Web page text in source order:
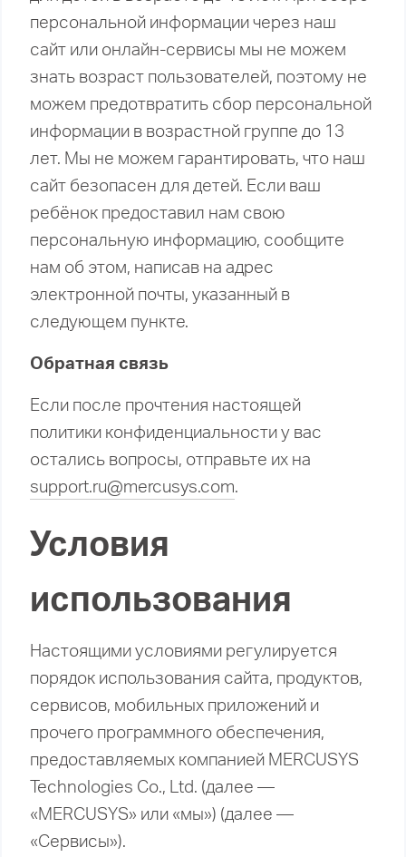
персональной информации через наш
сайт или онлайн-сервисы мы не можем
знать возраст пользователей, поэтому не
можем предотвратить сбор персональной
информации в возрастной группе до 13
лет. Мы не можем гарантировать, что наш
сайт безопасен для детей. Если ваш
ребёнок предоставил нам свою
персональную информацию, сообщите
нам об этом, написав на адрес
электронной почты, указанный в
следующем пункте.
Обратная связь
Если после прочтения настоящей
политики конфиденциальности у вас
остались вопросы, отправьте их на
support.ru@mercusys.com.
Условия
использования
Настоящими условиями регулируется
порядок использования сайта, продуктов,
сервисов, мобильных приложений и
прочего программного обеспечения,
предоставляемых компанией MERCUSYS
Technologies Co., Ltd. (далее —
«MERCUSYS» или «мы») (далее —
«Сервисы»).